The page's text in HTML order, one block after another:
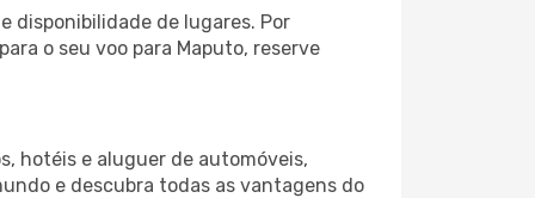
disponibilidade de lugares. Por
o seu voo para Maputo, reserve
hotéis e aluguer de automóveis,
e descubra todas as vantagens do